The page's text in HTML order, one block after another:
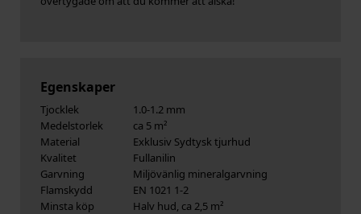
Egenskaper
Tjocklek
1.0-1.2 mm
Medelstorlek
ca 5 m²
Material
Exklusiv Sydtysk tjurhud
Kvalitet
Fullanilin
Garvning
Miljövänlig mineralgarvning
Flamskydd
EN 1021 1-2
Minsta köp
Halv hud, ca 2,5 m²